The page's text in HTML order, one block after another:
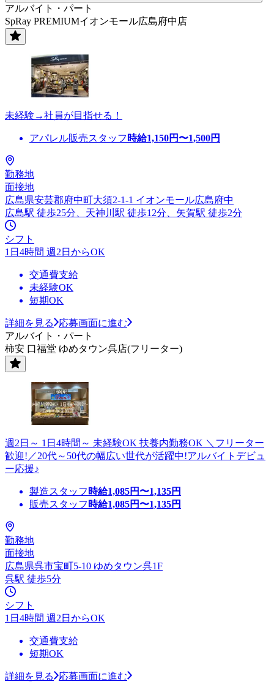
アルバイト・パート
SpRay PREMIUMイオンモール広島府中店
未経験→社員が目指せる！
アパレル販売スタッフ 時給1,150円〜1,500円
勤務地
面接地
広島県安芸郡府中町大須2-1-1 イオンモール広島府中
広島駅 徒歩25分、天神川駅 徒歩12分、矢賀駅 徒歩2分
シフト
1日4時間 週2日からOK
交通費支給
未経験OK
短期OK
詳細を見る
応募画面に進む
アルバイト・パート
柿安 口福堂 ゆめタウン呉店(フリーター)
週2日～ 1日4時間～ 未経験OK 扶養内勤務OK ＼フリーター
歓迎!／20代～50代の幅広い世代が活躍中!アルバイトデビュ
ー応援♪
製造スタッフ 時給1,085円〜1,135円
販売スタッフ 時給1,085円〜1,135円
勤務地
面接地
広島県呉市宝町5-10 ゆめタウン呉1F
呉駅 徒歩5分
シフト
1日4時間 週2日からOK
交通費支給
短期OK
詳細を見る 応募画面に進む